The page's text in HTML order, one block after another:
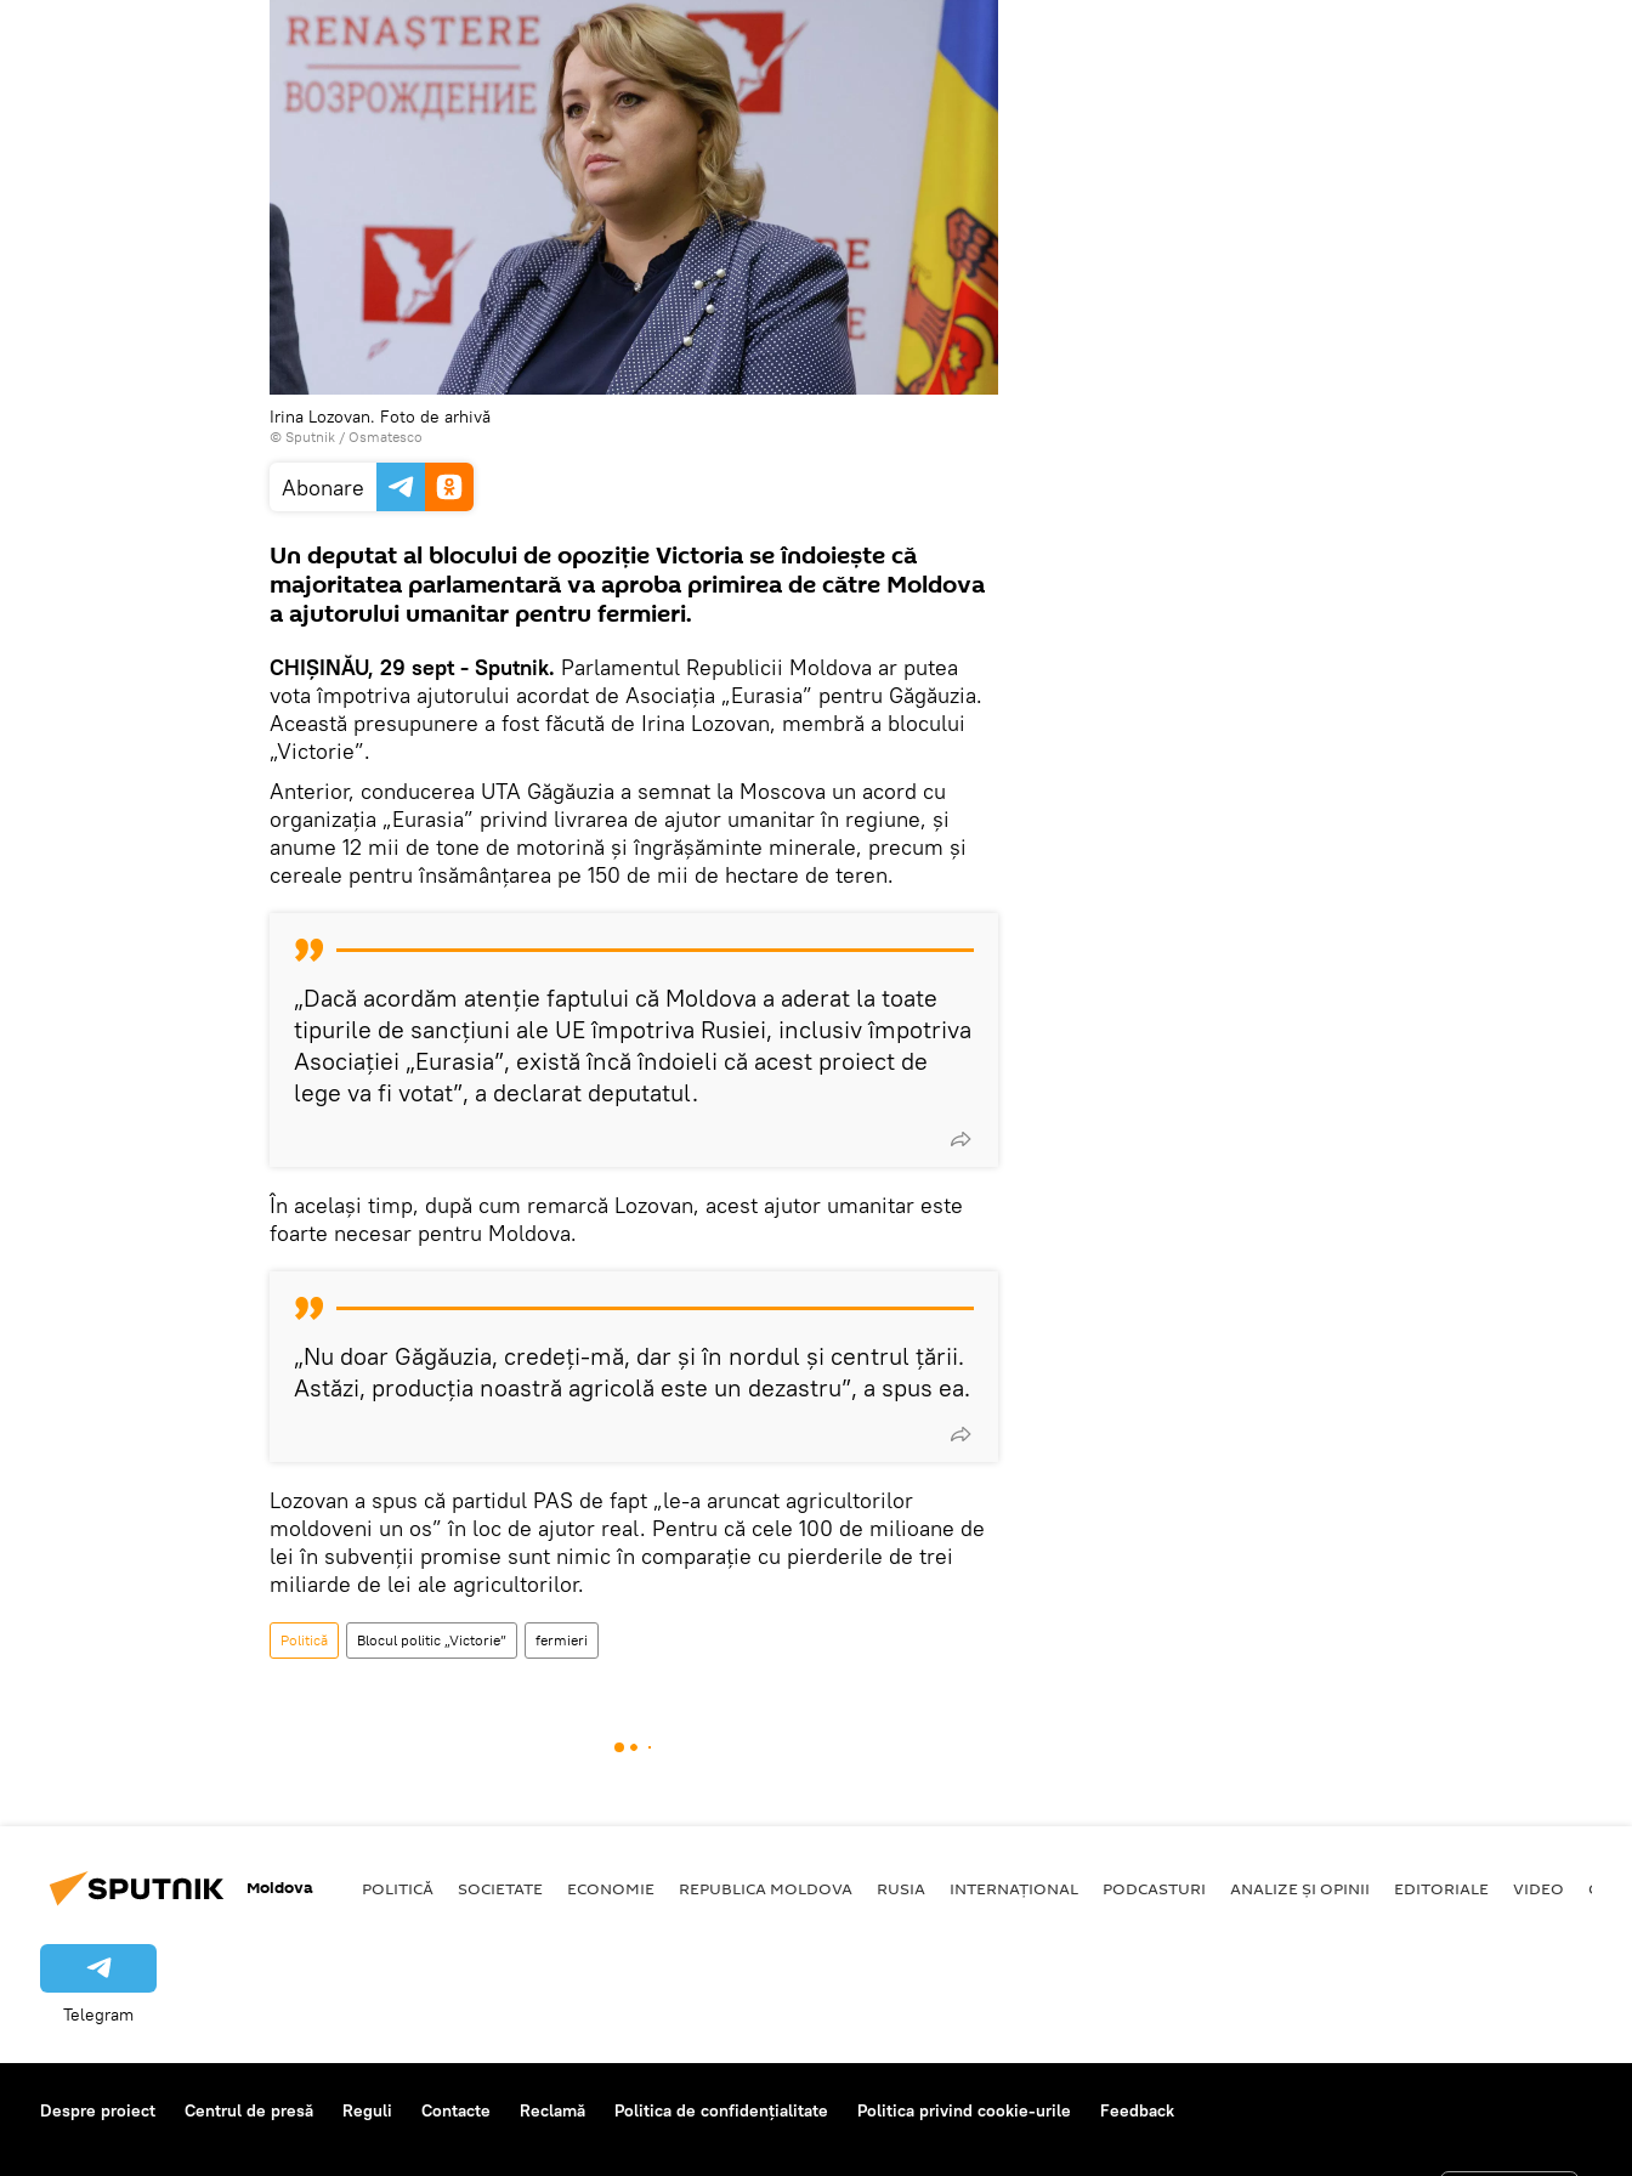
Irina Lozovan. Foto de arhivă
© Sputnik / Osmatesco
Abonare
Un deputat al blocului de opoziție Victoria se îndoiește că
majoritatea parlamentară va aproba primirea de către Moldova
a ajutorului umanitar pentru fermieri.
CHIȘINĂU, 29 sept - Sputnik. Parlamentul Republicii Moldova ar putea
vota împotriva ajutorului acordat de Asociația „Eurasia” pentru Găgăuzia.
Această presupunere a fost făcută de Irina Lozovan, membră a blocului
„Victorie”.
Anterior, conducerea UTA Găgăuzia a semnat la Moscova un acord cu
organizația „Eurasia” privind livrarea de ajutor umanitar în regiune, și
anume 12 mii de tone de motorină și îngrășăminte minerale, precum și
cereale pentru însămânțarea pe 150 de mii de hectare de teren.
„Dacă acordăm atenție faptului că Moldova a aderat la toate
tipurile de sancțiuni ale UE împotriva Rusiei, inclusiv împotriva
Asociației „Eurasia”, există încă îndoieli că acest proiect de
lege va fi votat”, a declarat deputatul.
În același timp, după cum remarcă Lozovan, acest ajutor umanitar este
foarte necesar pentru Moldova.
„Nu doar Găgăuzia, credeți-mă, dar și în nordul și centrul țării.
Astăzi, producția noastră agricolă este un dezastru”, a spus ea.
Lozovan a spus că partidul PAS de fapt „le-a aruncat agricultorilor
moldoveni un os” în loc de ajutor real. Pentru că cele 100 de milioane de
lei în subvenții promise sunt nimic în comparație cu pierderile de trei
miliarde de lei ale agricultorilor.
Politică Blocul politic „Victorie” fermieri
Moldova POLITICĂ SOCIETATE ECONOMIE REPUBLICA MOLDOVA RUSIA INTERNAȚIONAL PODCASTURI ANALIZE ȘI OPINII EDITORIALE VIDEO
Telegram
Despre proiect Centrul de presă Reguli Contacte Reclamă Politica de confidențialitate Politica privind cookie-urile Feedback